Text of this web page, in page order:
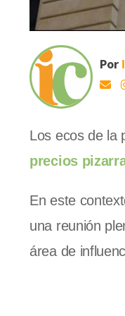
Por
Los ecos de la
precios
En este
una reunión
área de